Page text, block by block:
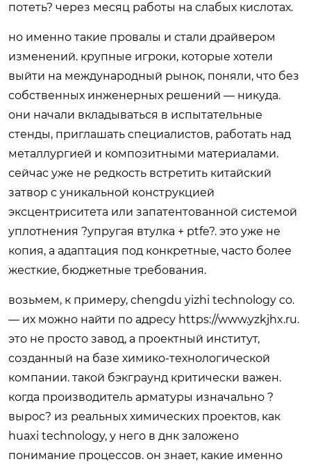
потеть? через месяц работы на слабых кислотах.
но именно такие провалы и стали драйвером
изменений. крупные игроки, которые хотели
выйти на международный рынок, поняли, что без
собственных инженерных решений — никуда.
они начали вкладываться в испытательные
стенды, приглашать специалистов, работать над
металлургией и композитными материалами.
сейчас уже не редкость встретить китайский
затвор с уникальной конструкцией
эксцентриситета или запатентованной системой
уплотнения ?упругая втулка + ptfe?. это уже не
копия, а адаптация под конкретные, часто более
жесткие, бюджетные требования.
возьмем, к примеру, chengdu yizhi technology co.
— их можно найти по адресу https://www.yzkjhx.ru.
это не просто завод, а проектный институт,
созданный на базе химико-технологической
компании. такой бэкграунд критически важен.
когда производитель арматуры изначально ?
вырос? из реальных химических проектов, как
huaxi technology, у него в днк заложено
понимание процессов. он знает, какие именно